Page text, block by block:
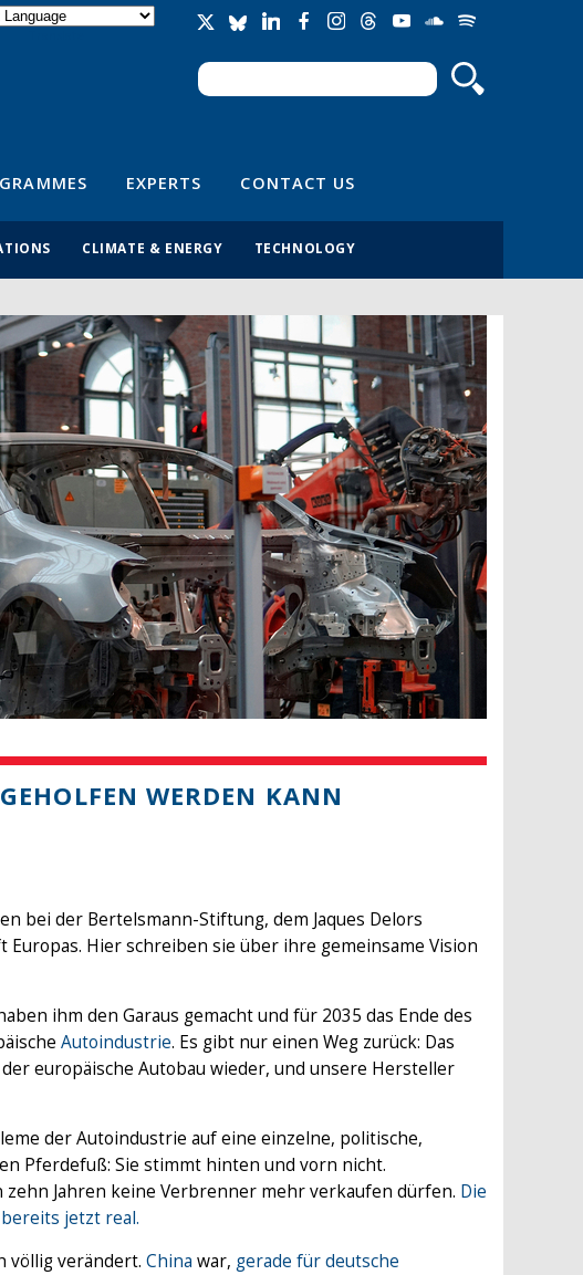
Search form
Search
EXPERTS CONTACT US
CLIMATE & ENERGY TECHNOLOGY
WERDEN KANN
bei der Bertelsmann-Stiftung, dem Jaques Delors
Hier schreiben sie über ihre gemeinsame Vision
ihm den Garaus gemacht und für 2035 das Ende des
Autoindustrie. Es gibt nur einen Weg zurück: Das
europäische Autobau wieder, und unsere Hersteller
der Autoindustrie auf eine einzelne, politische,
Pferdefuß: Sie stimmt hinten und vorn nicht.
Jahren keine Verbrenner mehr verkaufen dürfen. Die
jetzt real.
völlig verändert. China war, gerade für deutsche